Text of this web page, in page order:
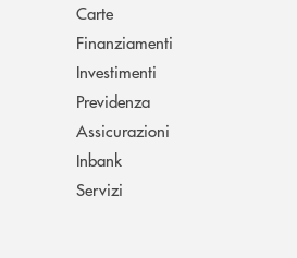
Carte
Finanziamenti
Investimenti
Previdenza
Assicurazioni
Inbank
Servizi